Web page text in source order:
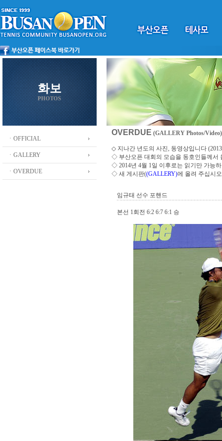
화보
PHOTOS
ㆍOFFICIAL
ㆍGALLERY
ㆍOVERDUE
OVERDUE (GALLERY Photos/Video)
◇ 지나간 년도의 사진, 동영상입니다
◇ 부산오픈 대회의 모습을 동호인들께서
◇ 2014년 4월 1일 이후로는 읽기만 가능
◇ 새 게시판((GALLERY)에 올려 주십시오
임규태 선수 포핸드
본선 1회전 6:2 6:7 6:1 승